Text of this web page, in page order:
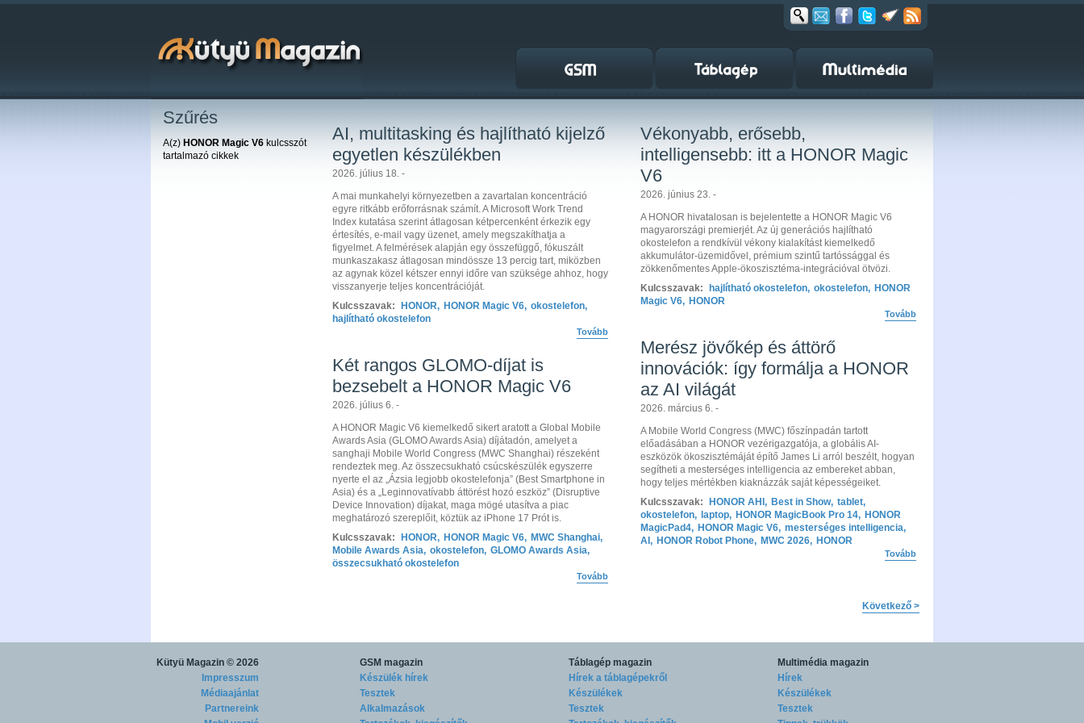
Szűrés
A(z) HONOR Magic V6 kulcsszót
tartalmazó cikkek
AI, multitasking és hajlítható kijelző
egyetlen készülékben
2026. július 18. -
A mai munkahelyi környezetben a zavartalan koncentráció
egyre ritkább erőforrásnak számít. A Microsoft Work Trend
Index kutatása szerint átlagosan kétpercenként érkezik egy
értesítés, e-mail vagy üzenet, amely megszakíthatja a
figyelmet. A felmérések alapján egy összefüggő, fókuszált
munkaszakasz átlagosan mindössze 13 percig tart, miközben
az agynak közel kétszer ennyi időre van szüksége ahhoz, hogy
visszanyerje teljes koncentrációját.
Kulcsszavak:
HONOR, HONOR Magic V6, okostelefon,
hajlítható okostelefon
Tovább
Két rangos GLOMO-díjat is
bezsebelt a HONOR Magic V6
2026. július 6. -
A HONOR Magic V6 kiemelkedő sikert aratott a Global Mobile
Awards Asia (GLOMO Awards Asia) díjátadón, amelyet a
sanghaji Mobile World Congress (MWC Shanghai) részeként
rendeztek meg. Az összecsukható csúcskészülék egyszerre
nyerte el az „Ázsia legjobb okostelefonja” (Best Smartphone in
Asia) és a „Leginnovatívabb áttörést hozó eszköz” (Disruptive
Device Innovation) díjakat, maga mögé utasítva a piac
meghatározó szereplőit, köztük az iPhone 17 Prót is.
Kulcsszavak:
HONOR, HONOR Magic V6, MWC Shanghai,
Mobile Awards Asia, okostelefon, GLOMO Awards Asia,
összecsukható okostelefon
Tovább
Vékonyabb, erősebb,
intelligensebb: itt a HONOR Magic
V6
2026. június 23. -
A HONOR hivatalosan is bejelentette a HONOR Magic V6
magyarországi premierjét. Az új generációs hajlítható
okostelefon a rendkívül vékony kialakítást kiemelkedő
akkumulátor-üzemidővel, prémium szintű tartóssággal és
zökkenőmentes Apple-ökoszisztéma-integrációval ötvözi.
Kulcsszavak:
hajlítható okostelefon, okostelefon, HONOR
Magic V6, HONOR
Tovább
Merész jövőkép és áttörő
innovációk: így formálja a HONOR
az AI világát
2026. március 6. -
A Mobile World Congress (MWC) főszínpadán tartott
előadásában a HONOR vezérigazgatója, a globális AI-
eszközök ökoszisztémáját építő James Li arról beszélt, hogyan
segítheti a mesterséges intelligencia az embereket abban,
hogy teljes mértékben kiaknázzák saját képességeiket.
Kulcsszavak:
HONOR AHI , Best in Show, tablet,
okostelefon, laptop, HONOR MagicBook Pro 14, HONOR
MagicPad4, HONOR Magic V6, mesterséges intelligencia,
AI , HONOR Robot Phone, MWC 2026, HONOR
Tovább
Következő >
Kütyü Magazin © 2026
Impresszum
Médiaajánlat
Partnereink
GSM magazin
Készülék hírek
Tesztek
Alkalmazások
Táblagép magazin
Hírek a táblagépekről
Készülékek
Tesztek
Multimédia magazin
Hírek
Készülékek
Tesztek